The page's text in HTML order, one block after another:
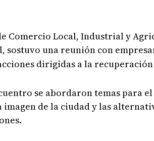
Comercio Local, Industrial y
sostuvo una reunión con
dirigidas a la
se abordaron temas para
de la ciudad y las